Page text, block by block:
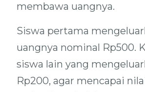
membawa uangnya.
Siswa pertama
uangnya nominal Rp500.
siswa lain yang
Rp200, agar mencapai